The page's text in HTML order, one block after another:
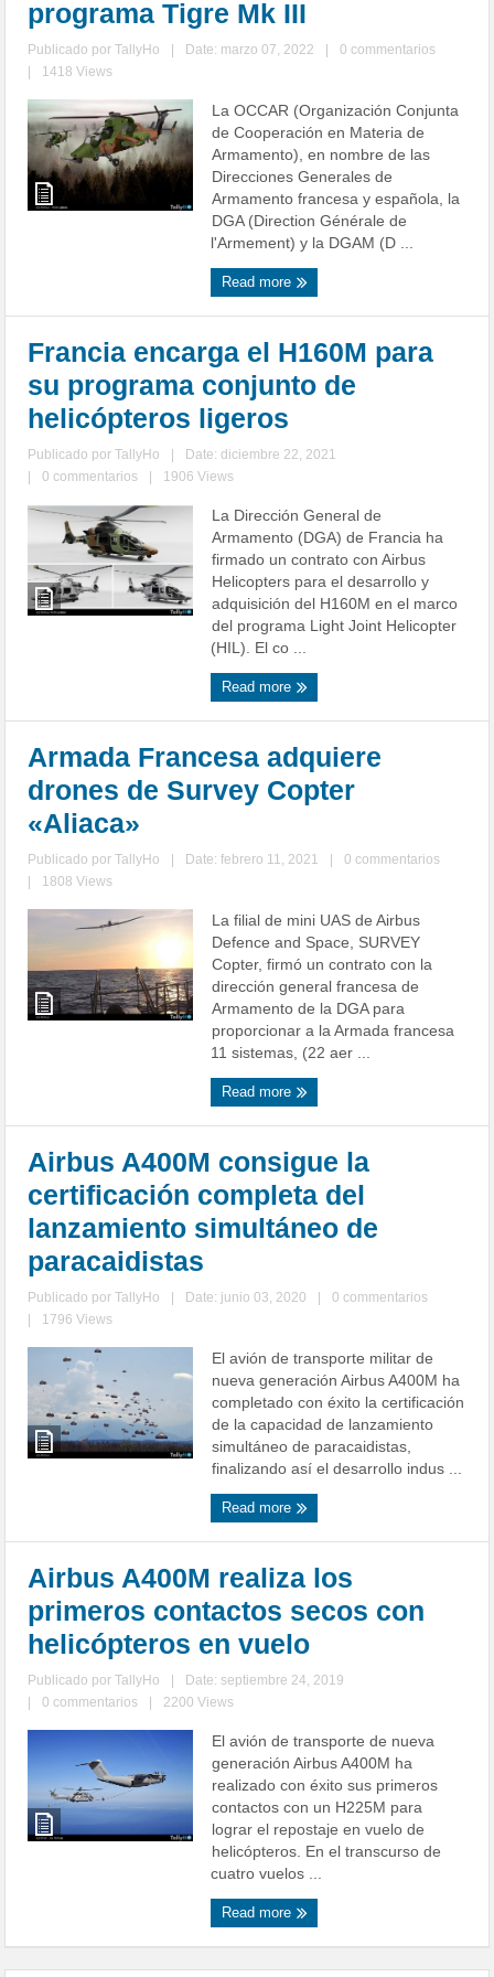
programa Tigre Mk III
Publicado porTallyHo Date: marzo 07, 2022
0 commentarios
1418 Views
La OCCAR (Organización Conjunta
de Cooperación en Materia de
Armamento), en nombre de las
Direcciones Generales de
Armamento francesa y española, la
DGA (Direction Générale de
l'Armement) y la DGAM (D ...
Read more
Francia encarga el H160M para
su programa conjunto de
helicópteros ligeros
Publicado porTallyHo
Date: diciembre 22, 2021
0 commentarios 1906 Views
La Dirección General de
Armamento (DGA) de Francia ha
firmado un contrato con Airbus
Helicopters para el desarrollo y
adquisición del H160M en el marco
del programa Light Joint Helicopter
(HIL). El co ...
Read more
Armada Francesa adquiere
drones de Survey Copter
«Aliaca»
Publicado porTallyHo Date: febrero 11, 2021
0 commentarios
1808 Views
La filial de mini UAS de Airbus
Defence and Space, SURVEY
Copter, firmó un contrato con la
dirección general francesa de
Armamento de la DGA para
proporcionar a la Armada francesa
11 sistemas, (22 aer ...
Read more
Airbus A400M consigue la
certificación completa del
lanzamiento simultáneo de
paracaidistas
Publicado porTallyHo Date: junio 03, 2020
0 commentarios
1796 Views
El avión de transporte militar de
nueva generación Airbus A400M ha
completado con éxito la certificación
de la capacidad de lanzamiento
simultáneo de paracaidistas,
finalizando así el desarrollo indus ...
Read more
Airbus A400M realiza los
primeros contactos secos con
helicópteros en vuelo
Publicado porTallyHo
Date: septiembre 24, 2019
0 commentarios 2200 Views
El avión de transporte de nueva
generación Airbus A400M ha
realizado con éxito sus primeros
contactos con un H225M para
lograr el repostaje en vuelo de
helicópteros. En el transcurso de
cuatro vuelos ...
Read more